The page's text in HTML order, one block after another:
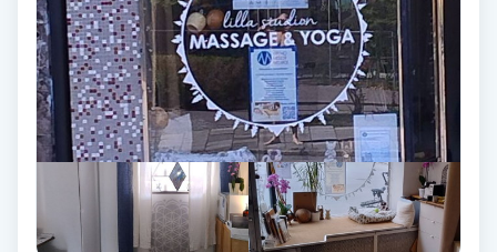
Olaplex
Olaplexbehandling